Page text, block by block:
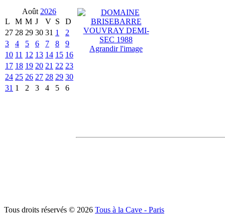
Août 2026
L
M M J V S
D
27 28 29 30 31 1
2
3
4 5 6 7 8
9
10 11 12 13 14 15 16
17 18 19 20 21 22 23
24 25 26 27 28 29 30
31 1 2 3 4 5 6
Agrandir l'image
Tous droits réservés © 2026 Tous à la Cave - Paris